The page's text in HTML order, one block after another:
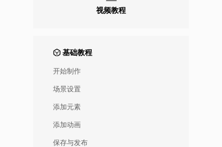
视频教程
基础教程
开始制作
场景设置
添加元素
添加动画
保存与发布